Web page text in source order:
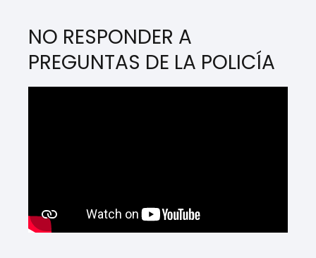
NO RESPONDER A
PREGUNTAS DE LA POLICÍA